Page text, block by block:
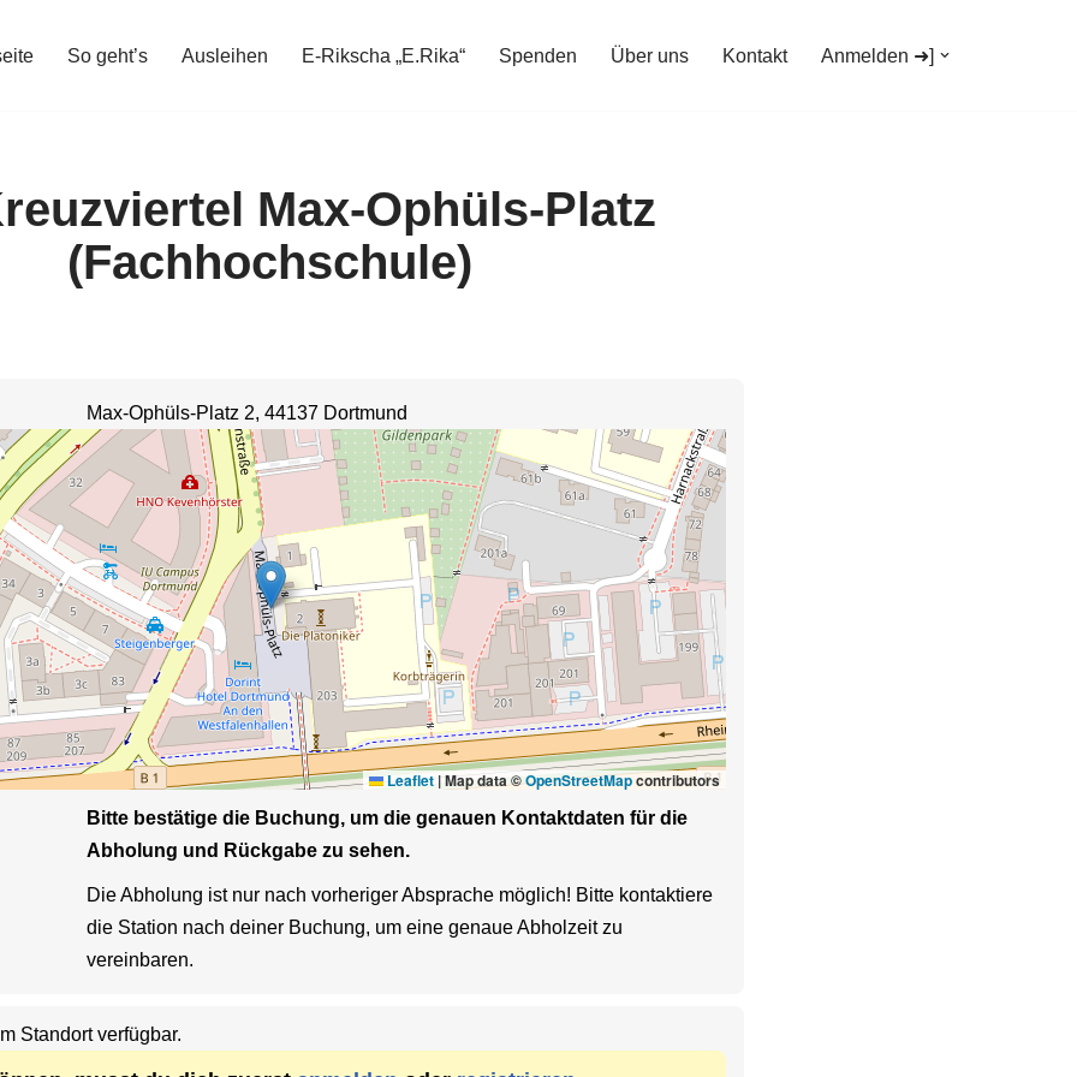
So geht’s Ausleihen E-Rikscha „E.Rika“ Spenden Über uns Kontakt Anmelden ➜]
Max-Ophüls-Platz
(Fachhochschule)
Max-Ophüls-Platz 2, 44137 Dortmund
Leaflet |Map data ©OpenStreetMapcontributors
Bitte bestätige die Buchung, um die genauen Kontaktdaten für die
Abholung und Rückgabe zu sehen.
Die Abholung ist nur nach vorheriger Absprache möglich! Bitte kontaktiere
die Station nach deiner Buchung, um eine genaue Abholzeit zu
vereinbaren.
Standort verfügbar.